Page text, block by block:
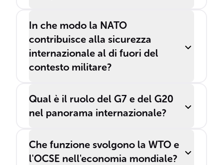
In che modo la NATO
contribuisce alla sicurezza
internazionale al di fuori del
contesto militare?
Qual è il ruolo del G7 e del G20
nel panorama internazionale?
Che funzione svolgono la WTO e
l'OCSE nell'economia mondiale?